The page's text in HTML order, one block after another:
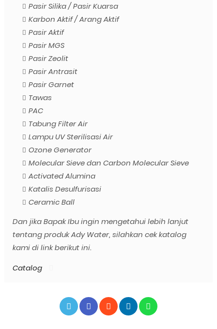
Pasir Silika / Pasir Kuarsa
Karbon Aktif / Arang Aktif
Pasir Aktif
Pasir MGS
Pasir Zeolit
Pasir Antrasit
Pasir Garnet
Tawas
PAC
Tabung Filter Air
Lampu UV Sterilisasi Air
Ozone Generator
Molecular Sieve dan Carbon Molecular Sieve
Activated Alumina
Katalis Desulfurisasi
Ceramic Ball
Dan jika Bapak Ibu ingin mengetahui lebih lanjut
tentang produk Ady Water, silahkan cek katalog
kami di link berikut ini.
Catalog